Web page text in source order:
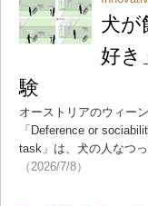
犬
好き
験
オーストリアのウィー
「Deference or
task」は、犬の人なつ
（2026/7/8）